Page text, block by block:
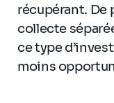
récupérant. De
collecte
ce type
moins